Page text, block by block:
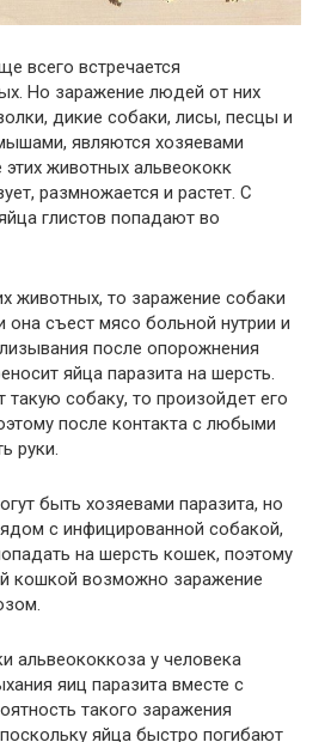
всего встречается
Но заражение людей от них
дикие собаки, лисы, песцы и
являются хозяевами
этих животных альвеококк
размножается и растет. С
глистов попадают во
животных, то заражение собаки
она съест мясо больной нутрии и
после опорожнения
яйца паразита на шерсть.
такую собаку, то произойдет его
после контакта с любыми
руки.
быть хозяевами паразита, но
с инфицированной собакой,
на шерсть кошек, поэтому
кошкой возможно заражение
альвеококкоза у человека
яиц паразита вместе с
такого заражения
яйца быстро погибают